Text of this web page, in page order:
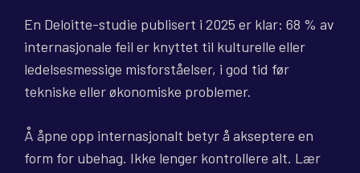
En Deloitte-studie publisert i 2025 er klar: 68 % av
internasjonale feil er knyttet til kulturelle eller
ledelsesmessige misforståelser, i god tid før
tekniske eller økonomiske problemer.
Å åpne opp internasjonalt betyr å akseptere en
form for ubehag. Ikke lenger kontrollere alt. Lær